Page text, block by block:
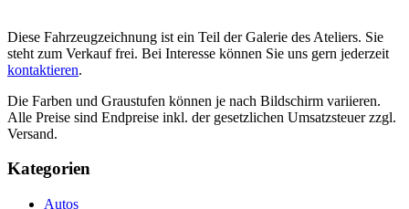
Diese Fahrzeugzeichnung ist ein Teil der Galerie des Ateliers. Sie
steht zum Verkauf frei. Bei Interesse können Sie uns gern jederzeit
kontaktieren.
Die Farben und Graustufen können je nach Bildschirm variieren.
Alle Preise sind Endpreise inkl. der gesetzlichen Umsatzsteuer zzgl.
Versand.
Kategorien
Autos